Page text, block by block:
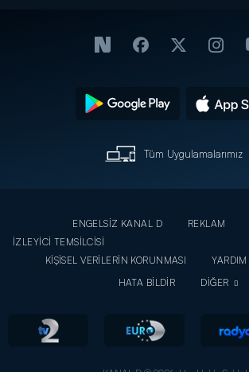
Tüm Uygulamalarımız
ENGELSİZ KANAL D REKLAM
İZLEYİCİ TEMSİLCİSİ
KİŞİSEL VERİLERİN KORUNMASI
YARDIM
HATA BİLDİR
DİĞER